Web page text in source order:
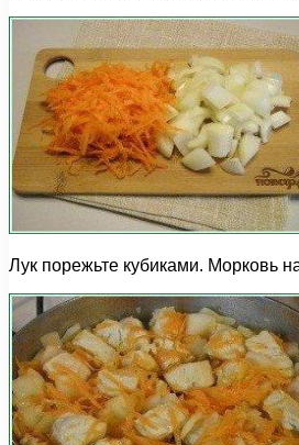
Лук порежьте кубиками. Морковь